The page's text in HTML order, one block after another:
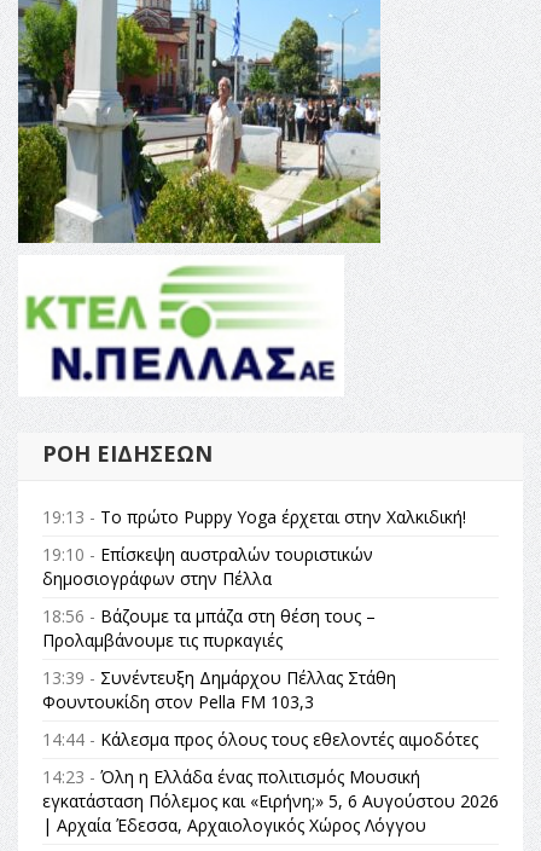
ΡΟΉ ΕΙΔΉΣΕΩΝ
19:13 - Το πρώτο Puppy Yoga έρχεται στην Χαλκιδική!
19:10 - Επίσκεψη αυστραλών τουριστικών
δημοσιογράφων στην Πέλλα
18:56 - Βάζουμε τα μπάζα στη θέση τους –
Προλαμβάνουμε τις πυρκαγιές
13:39 - Συνέντευξη Δημάρχου Πέλλας Στάθη
Φουντουκίδη στον Pella FM 103,3
14:44 - Κάλεσμα προς όλους τους εθελοντές αιμοδότες
14:23 - Όλη η Ελλάδα ένας πολιτισμός Μουσική
εγκατάσταση Πόλεμος και «Ειρήνη;» 5, 6 Αυγούστου 2026
| Αρχαία Έδεσσα, Αρχαιολογικός Χώρος Λόγγου